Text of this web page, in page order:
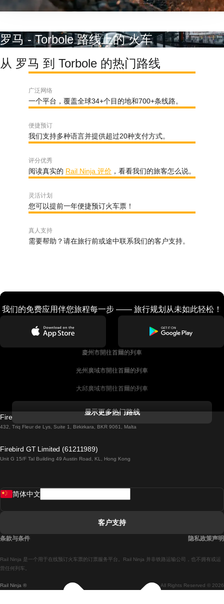
罗马 - Torbole 路线上的 火车
从 罗马 到 Torbole 的热门路线
广泛网络
一个平台，覆盖全球34+个目的地和700+条线路。
便捷预订
我们支持多种语言并提供超过20种支付方式。
评分优秀
阅读真实的 Rail Ninja 评价 ，看看我们的旅客怎么说。
灵活计划
您可以提前一年便捷预订火车票！
真人支持
需要帮助？请在旅行前或途中联系我们的客户支持。
我们的免费应用伴您旅程每一步 —— 旅行规划从未如此轻松！
慶州市開往首爾的列車
光州廣域市開往首爾的列車
大邱廣域市開往首爾的列車
都柏林開往戈尔韦的列車
羅馬開往拿坡里的列車
馬德里開往巴塞罗那的列車
显示更多热门路线
Firebird GT Limited (OC 1451)
432, Triq Fleur de Lys, Suite 1, Birkirkara, BKR 9061, Malta
Firebird GT Limited (61211989)
Unit G 15/F Tal Building 49 Austin Road, KL, Hong Kong
Rail Ninja ® All Rights Reserved © 2026
Rail Ninja 是一个用于在线预订火车票的订票服务平台。Rail Ninja 并非铁路运输公司，也不拥有或运
营任何列车。
简体中文
客户支持
条款与条件 隐私政策声明